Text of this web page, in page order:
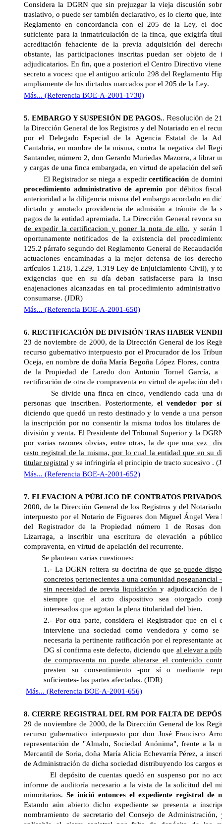
Considera la DGRN que sin prejuzgar la vieja discusión
traslativo, o puede ser también declarativo, es lo cierto que,
Reglamento en concordancia con el 205 de la Ley, el
suficiente para la inmatriculación de la finca, que exigiría
acreditación fehaciente de la previa adquisición del
obstante, las participaciones inscritas puedan ser objeto
adjudicatarios. En fin, que a posteriori el Centro Directivo
secreto a voces: que el antiguo artículo 298 del Reglamento
ampliamente de los dictados marcados por el 205 de la Ley.
Más... (Referencia BOE-A-2001-1730)
5. EMBARGO Y SUSPESIÓN DE PAGOS.. Resolución de
la Dirección General de los Registros y del Notariado en el
por el Delegado Especial dela Agencia Estataldela
Cantabria, en nombre de la misma, contra la negativa del
Santander, número 2, don Gerardo Muriedas Mazorra, a librar
y cargas de una finca embargada, en virtud de apelación del
El Registrador se niega a expedircertificación de
procedimiento administrativo de apremio por débitos
anterioridad a la diligencia misma del embargo acordado en
dictado y anotado providencia de admisión a trámite de la
pagos de la entidad apremiada. La Dirección Generalrevoca
de expedir la certificacion y poner la nota de ello, y serán
oportunamente notificados de la existencia del
125.2 párrafo segundo del Reglamento General de
actuaciones encaminadas a la mejor defensa de los
artículos 1.218, 1.229, 1.319 Ley de Enjuiciamiento Civil), y
exigencias que en su día deban satisfacerse para la
enajenaciones alcanzadas en tal procedimiento
consumarse. (JDR)
Más... (Referencia BOE-A-2001-650)
6. RECTIFICACIÓN DE DIVISIÓN TRAS HABER
23 de noviembre de 2000, de la Dirección General de los
recurso gubernativo interpuesto por el Procurador de los
Oceja, en nombre de doña María Begoña López Flores,
de la Propiedad de Laredo don Antonio Tornel García, a
rectificación de otra de compraventa en virtud de apelación del
Se divide una finca en cinco, vendiendo cada una de
personas que inscriben. Posteriormente,el vendedor por
diciendo que quedó un resto destinado y lo vende a una
la inscripción por no consentir la misma todos los titulares de
división y venta. El Presidente del Tribunal Superior y la
por varias razones obvias, entre otras, la de que una vez
resto registral de la misma, por lo cual la entidad que en su
titular registral y se infringiría el principio de tracto sucesivo .
Más... (Referencia BOE-A-2001-652)
7. ELEVACION A PÚBLICO DE CONTRATOS
2000, dela Dirección Generalde los Registros y del
interpuesto por el Notario de Figueres don Miguel Ángel
del Registrador de la Propiedad número 1 de Rosas
Lizarraga, a inscribir una escritura de elevación a
compraventa, en virtud de apelación del recurrente.
Se plantean varias cuestiones:
1.- La DGRN reitera su doctrina de que se puede
concretos pertenecientes a una comunidad posganancial
sin necesidad de previa liquidacióny adjudicación de
siempre que el acto dispositivo sea otorgado
interesados que agotan la plena titularidad del bien.
2.- Por otra parte, considera el Registrador que en el
interviene una sociedad como vendedora y como
necesaria la pertinente ratificación por el representante
DG sí confirma este defecto, diciendo que al elevar a
de compraventa no puede alterarse el contenido
presten su consentimiento -por sí o mediante
suficientes- las partes afectadas. (JDR)
Más... (Referencia BOE-A-2001-656)
8. CIERRE REGISTRAL DEL RM POR FALTA DE
29 de noviembre de 2000, de la Dirección General de los
recurso gubernativo interpuesto por don José Francisco
representación de "Almalu, Sociedad Anónima", frente a la
Mercantil de Soria, doña María Alicia Echevarría Pérez, a
de Administración de dicha sociedad distribuyendo los cargos
El depósito de cuentas quedó en suspenso por no
informe de auditoría necesario a la vista de la solicitud del
minoritarios. Se inició entonces el expediente registral de
Estando aún abierto dicho expediente se presenta a
nombramiento de secretario del Consejo de Administración,